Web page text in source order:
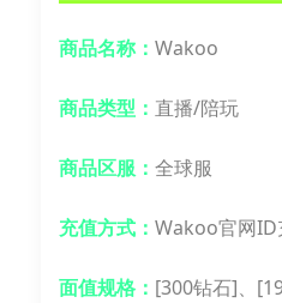
商品名称：Wakoo
商品类型： 直播/陪玩
商品区服：全球服
充值方式：Wakoo官网ID
面值规格： [300钻石]、